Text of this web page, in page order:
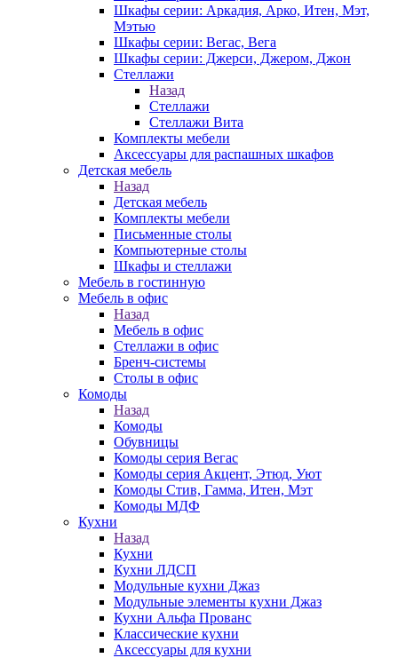
Шкафы серии: Аркадия, Арко, Итен, Мэт,
Мэтью
Шкафы серии: Вегас, Вега
Шкафы серии: Джерси, Джером, Джон
Стеллажи
Назад
Стеллажи
Стеллажи Вита
Комплекты мебели
Аксессуары для распашных шкафов
Детская мебель
Назад
Детская мебель
Комплекты мебели
Письменные столы
Компьютерные столы
Шкафы и стеллажи
Мебель в гостинную
Мебель в офис
Назад
Мебель в офис
Стеллажи в офис
Бренч-системы
Столы в офис
Комоды
Назад
Комоды
Обувницы
Комоды серия Вегас
Комоды серия Акцент, Этюд, Уют
Комоды Стив, Гамма, Итен, Мэт
Комоды МДФ
Кухни
Назад
Кухни
Кухни ЛДСП
Модульные кухни Джаз
Модульные элементы кухни Джаз
Кухни Альфа Прованс
Классические кухни
Аксессуары для кухни